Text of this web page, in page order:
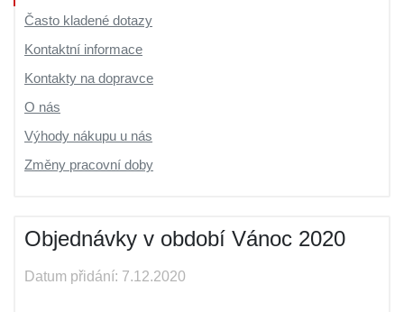
Často kladené dotazy
Kontaktní informace
Kontakty na dopravce
O nás
Výhody nákupu u nás
Změny pracovní doby
Objednávky v období Vánoc 2020
Datum přidání: 7.12.2020